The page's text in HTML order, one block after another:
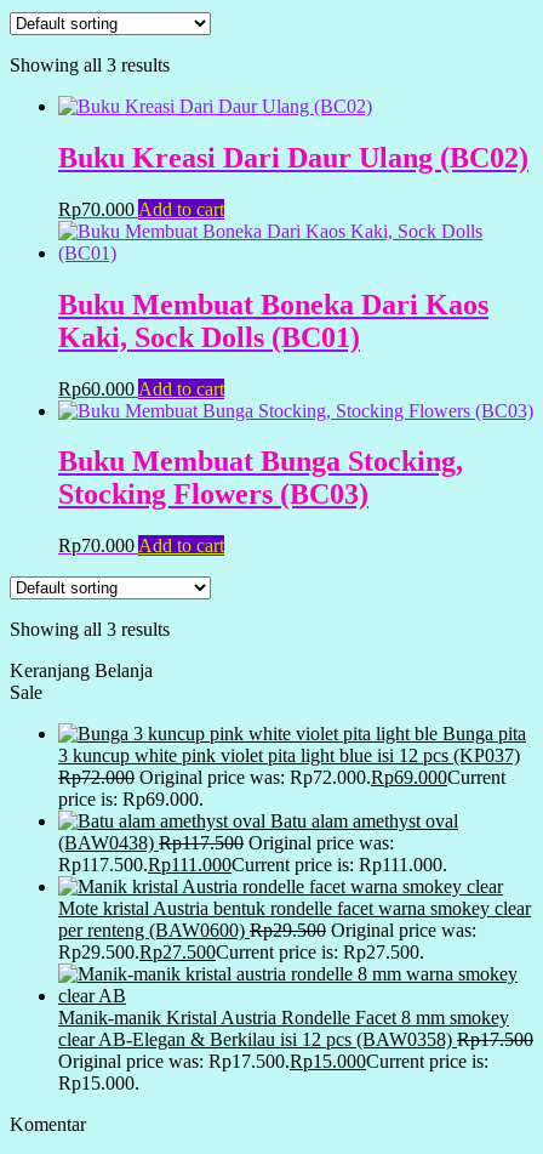
Showing all 3 results
Buku Kreasi Dari Daur Ulang (BC02)
Rp70.000 Add to cart
Buku Membuat Boneka Dari Kaos
Kaki, Sock Dolls (BC01)
Rp60.000 Add to cart
Buku Membuat Bunga Stocking,
Stocking Flowers (BC03)
Rp70.000 Add to cart
Showing all 3 results
Keranjang Belanja
Sale
Bunga pita
3 kuncup white pink violet pita light blue isi 12 pcs (KP037)
Rp72.000 Original price was: Rp72.000.Rp69.000Current
price is: Rp69.000.
Batu alam amethyst oval
(BAW0438) Rp117.500 Original price was:
Rp117.500.Rp111.000Current price is: Rp111.000.
Mote kristal Austria bentuk rondelle facet warna smokey clear
per renteng (BAW0600) Rp29.500 Original price was:
Rp29.500.Rp27.500Current price is: Rp27.500.
Manik-manik Kristal Austria Rondelle Facet 8 mm smokey
clear AB-Elegan & Berkilau isi 12 pcs (BAW0358) Rp17.500
Original price was: Rp17.500.Rp15.000Current price is:
Rp15.000.
Komentar